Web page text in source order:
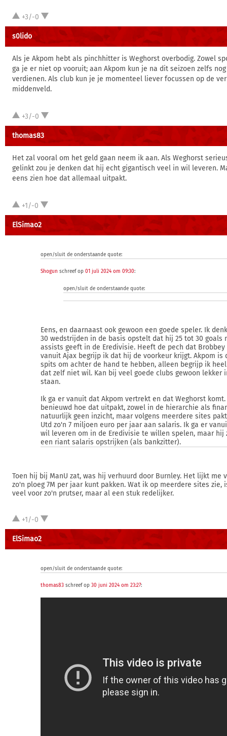
+3/-0
s0lido
Als je Akpom hebt als pinchhitter is Weghorst overbodig. Zowel
ga je er niet op vooruit; aan Akpom kun je na dit seizoen zelfs
verdienen. Als club kun je je momenteel liever focussen op de
middenveld.
+3/-0
thomas83
Het zal vooral om het geld gaan neem ik aan. Als Weghorst
gelinkt zou je denken dat hij echt gigantisch veel in wil leveren.
eens zien hoe dat allemaal uitpakt.
+1/-0
ElSimao2
open/sluit de onderstaande quote:
Shogun schreef op 01 juli 2024 om 09:30:
open/sluit de onderstaande quote:
Eens, en daarnaast ook gewoon een goede speler. Ik
30 wedstrijden in de basis opstelt dat hij 25 tot 30 goals
assists geeft in de Eredivisie. Heeft de pech dat Brobbey
vanuit Ajax begrijp ik dat hij de voorkeur krijgt. Akpom is
spits om achter de hand te hebben, alleen begrijp ik
dat zelf niet wil. Kan bij veel goede clubs gewoon lekker
staan.
Ik ga er vanuit dat Akpom vertrekt en dat Weghorst
benieuwd hoe dat uitpakt, zowel in de hierarchie als
natuurlijk geen inzicht, maar volgens meerdere sites
Utd zo'n 7 miljoen euro per jaar aan salaris. Ik ga er
wil leveren om in de Eredivisie te willen spelen, maar hij
een riant salaris opstrijken (als bankzitter).
Toen hij bij ManU zat, was hij verhuurd door Burnley. Het lijkt me
zo'n ploeg 7M per jaar kunt pakken. Wat ik op meerdere sites zie,
veel voor zo'n prutser, maar al een stuk redelijker.
+1/-0
ElSimao2
open/sluit de onderstaande quote:
thomas83 schreef op 30 juni 2024 om 23:27: